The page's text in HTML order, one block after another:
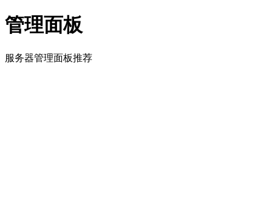
管理面板
服务器管理面板推荐